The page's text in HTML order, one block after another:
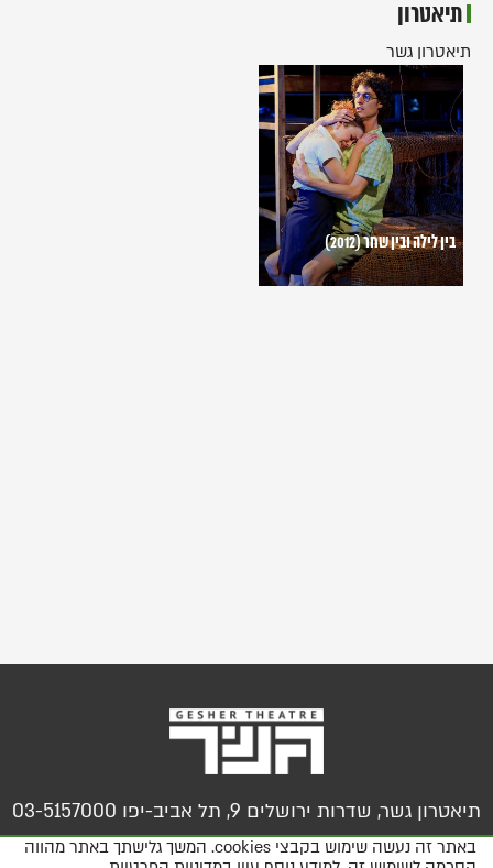
תיאטרון
תיאטרון גשר
לילה
ובין
שחר
(2012)
בין לילה ובין שחר (2012)
תיאטרון גשר, שדרות ירושלים 9, תל אביב-יפו 03-5157000
באתר זה נעשה שימוש בקבצי cookies. המשך גלישתך באתר מהווה